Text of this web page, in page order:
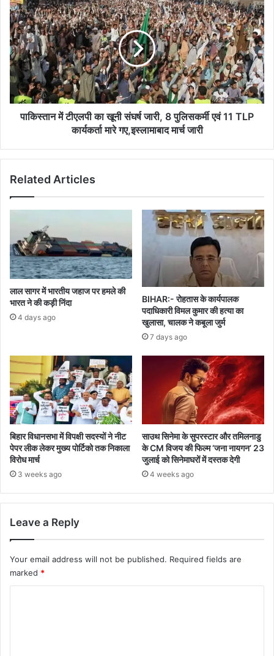
में
टीएलपी
का
खूनी
संघर्ष
जारी,
पुलिसकर्मी
गए,इस्लामाबाद
पाकिस्तान में टीएलपी का खूनी संघर्ष जारी, 8 पुलिसकर्मी एवं 11 TLP
कार्यकर्ता मारे गए,इस्लामाबाद मार्च जारी
Related Articles
लाल सागर में भारतीय जहाज पर हमले की
भारत ने की कड़ी निंदा
4 days ago
BIHAR:- रोहतास के कार्यपालक
पदाधिकारी विमल कुमार की हत्या का
खुलासा, चालक ने कबूला जुर्म
7 days ago
बिहार विधानसभा में विपक्षी सदस्यों ने नीट
पेपर लीक लेकर मुख्य पोर्टिको तक निकाला
विरोध मार्च
3 weeks ago
साउथ सिनेमा के सुपरस्टार और तमिलनाडु
के CM विजय की फिल्म ‘जना नायगन’ 23
जुलाई को सिनेमाघरों में दस्तक देगी
4 weeks ago
Leave a Reply
Your email address will not be published. Required fields are
marked *